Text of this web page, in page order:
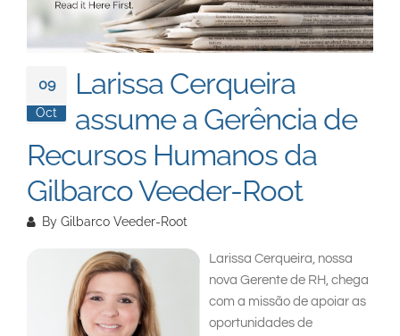
South East Asia
09
Oct
Larissa Cerqueira
assume a Gerência de
Recursos Humanos da
Gilbarco Veeder-Root
By Gilbarco Veeder-Root
Larissa Cerqueira, nossa
nova Gerente de RH, chega
com a missão de apoiar as
oportunidades de